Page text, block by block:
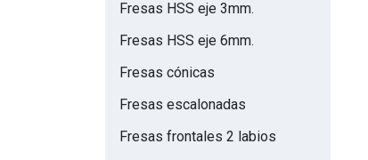
Fresas HSS eje 3mm.
Fresas HSS eje 6mm.
Fresas cónicas
Fresas escalonadas
Fresas frontales 2 labios